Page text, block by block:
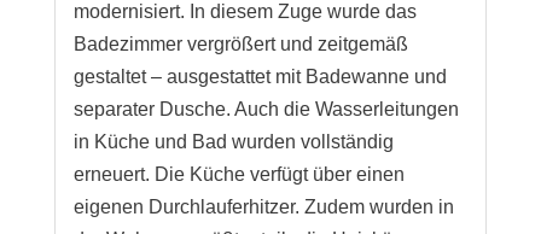
modernisiert. In diesem Zuge wurde das
Badezimmer vergrößert und zeitgemäß
gestaltet – ausgestattet mit Badewanne und
separater Dusche. Auch die Wasserleitungen
in Küche und Bad wurden vollständig
erneuert. Die Küche verfügt über einen
eigenen Durchlauferhitzer. Zudem wurden in